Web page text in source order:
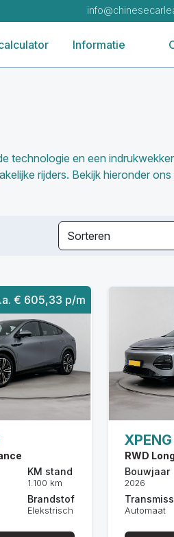
Informatie
technologie en een
rijders. Bekijk hieronder
Sorteren
€ 605,33 p/m
KM stand
1.100 km
Brandstof
Elekstrisch
RWD
Bouwjaar
2026
Automaat